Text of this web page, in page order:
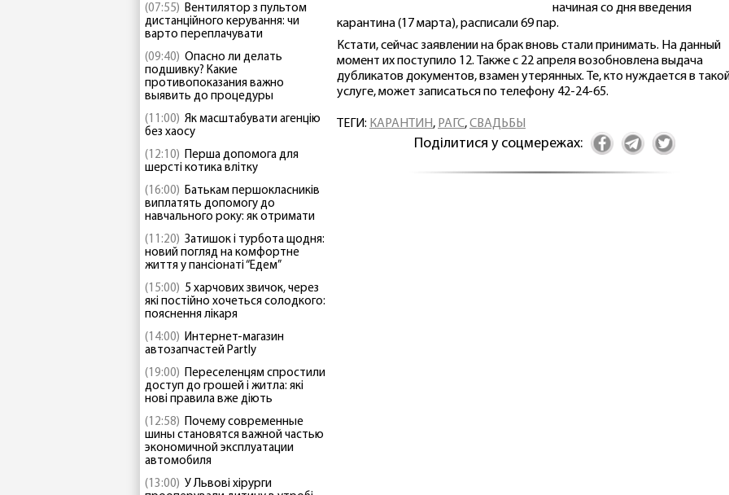
(07:55) Вентилятор з пультом
дистанційного керування: чи
варто переплачувати
(09:40) Опасно ли делать
подшивку? Какие
противопоказания важно
выявить до процедуры
(11:00) Як масштабувати агенцію
без хаосу
(12:10) Перша допомога для
шерсті котика влітку
(16:00) Батькам першокласників
виплатять допомогу до
навчального року: як отримати
(11:20) Затишок і турбота щодня:
новий погляд на комфортне
життя у пансіонаті “Едем”
(15:00) 5 харчових звичок, через
які постійно хочеться солодкого:
пояснення лікаря
(14:00) Интернет-магазин
автозапчастей Partly
(19:00) Переселенцям спростили
доступ до грошей і житла: які
нові правила вже діють
(12:58) Почему современные
шины становятся важной частью
экономичной эксплуатации
автомобиля
(13:00) У Львові хірурги
начиная со дня введения
карантина (17 марта), расписали 69 пар.
Кстати, сейчас заявлении на брак вновь стали принимать. На данный
момент их поступило 12. Также с 22 апреля возобновлена выдача
дубликатов документов, взамен утерянных. Те, кто нуждается в
услуге, может записаться по телефону 42-24-65.
ТЕГИ: КАРАНТИН, РАГС,СВАДЬБЫ
Поділитися у соцмережах: